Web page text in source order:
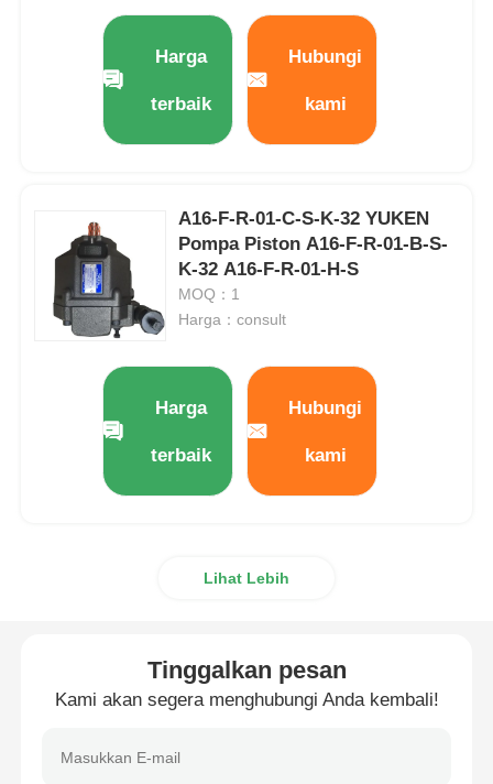
Harga
terbaik
Hubungi
kami
A16-F-R-01-C-S-K-32 YUKEN
Pompa Piston A16-F-R-01-B-S-
K-32 A16-F-R-01-H-S
MOQ：1
Harga：consult
Harga
terbaik
Hubungi
kami
Lihat Lebih
Tinggalkan pesan
Kami akan segera menghubungi Anda kembali!